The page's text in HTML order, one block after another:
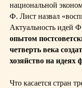
национальной
Ф. Лист назвал
Актуальность идей
опытом
четверть века
хозяйство на идеях
Что касается стран